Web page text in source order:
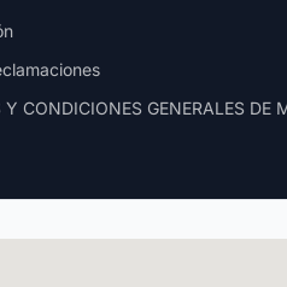
Y CONDICIONES GENERALES DE